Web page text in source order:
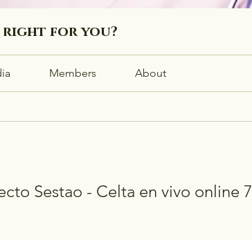
right for you?
Members About
Sestao - Celta en vivo online 7